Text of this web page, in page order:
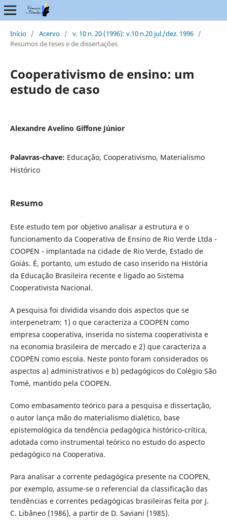
Início / Acervo / v. 10 n. 20 (1996): v.10 n.20 jul./dez. 1996 /
Resumos de teses e de dissertações
Cooperativismo de ensino: um
estudo de caso
Alexandre Avelino Giffone Júnior
Palavras-chave: Educação, Cooperativismo, Materialismo
Histórico
Resumo
Este estudo tem por objetivo analisar a estrutura e o
funcionamento da Cooperativa de Ensino de Rio Verde Ltda -
COOPEN - implantada na cidade de Rio Verde, Estado de
Goiás. É, portanto, um estudo de caso inserido na História
da Educação Brasileira recente e ligado ao Sistema
Cooperativista Nacional.
A pesquisa foi dividida visando dois aspectos que se
interpenetram: 1) o que caracteriza a COOPEN como
empresa cooperativa, inserida no sistema cooperativista e
na economia brasileira de mercado e 2) que caracteriza a
COOPEN como escola. Neste ponto foram considerados os
aspectos a) administrativos e b) pedagógicos do Colégio São
Tomé, mantido pela COOPEN.
Como embasamento teórico para a pesquisa e dissertação,
o autor lança mão do materialismo dialético, base
epistemológica da tendência pedagógica histórico-crítica,
adotada como instrumental teórico no estudo do aspecto
pedagógico na Cooperativa.
Para analisar a corrente pedagógica presente na COOPEN,
por exemplo, assume-se o referencial da classificação das
tendências e correntes pedagógicas brasileiras feita por J.
C. Libâneo (1986), a partir de D. Saviani (1985).